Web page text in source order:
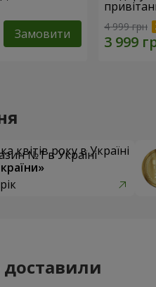
Замовити 4 999 грн
квітів року в Україні